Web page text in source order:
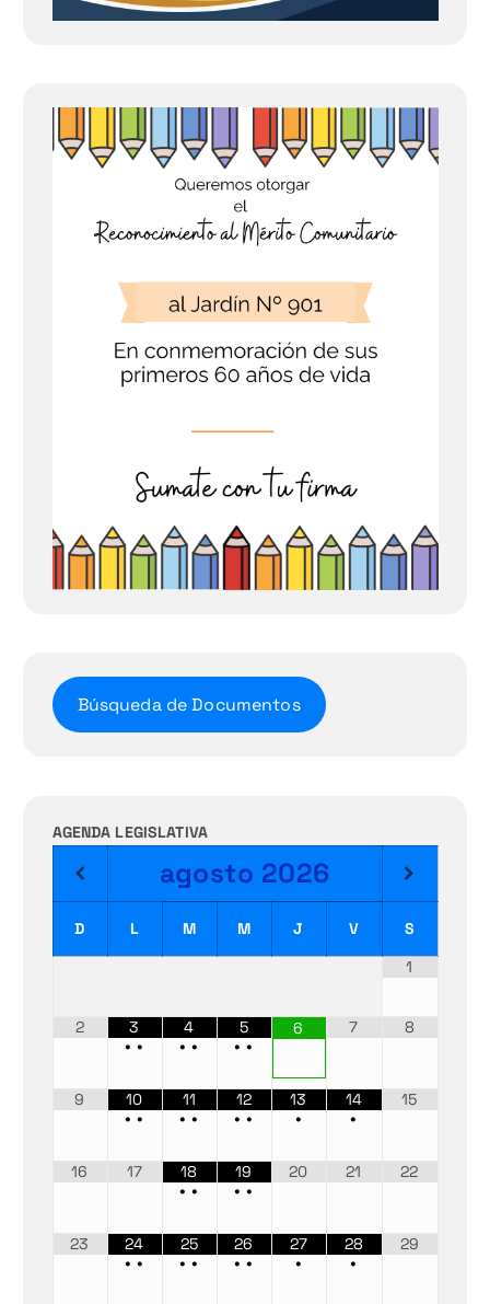
Búsqueda de Documentos
AGENDA LEGISLATIVA
agosto 2026
D L M M J V
S
1
2
3
••
4
••
5
••
6 7 8
9
10
••
11
••
12
••
13
•
14
•
15
16 17
18
••
19
••
20 21 22
23
24
••
25
••
26
••
27
•
28
•
29